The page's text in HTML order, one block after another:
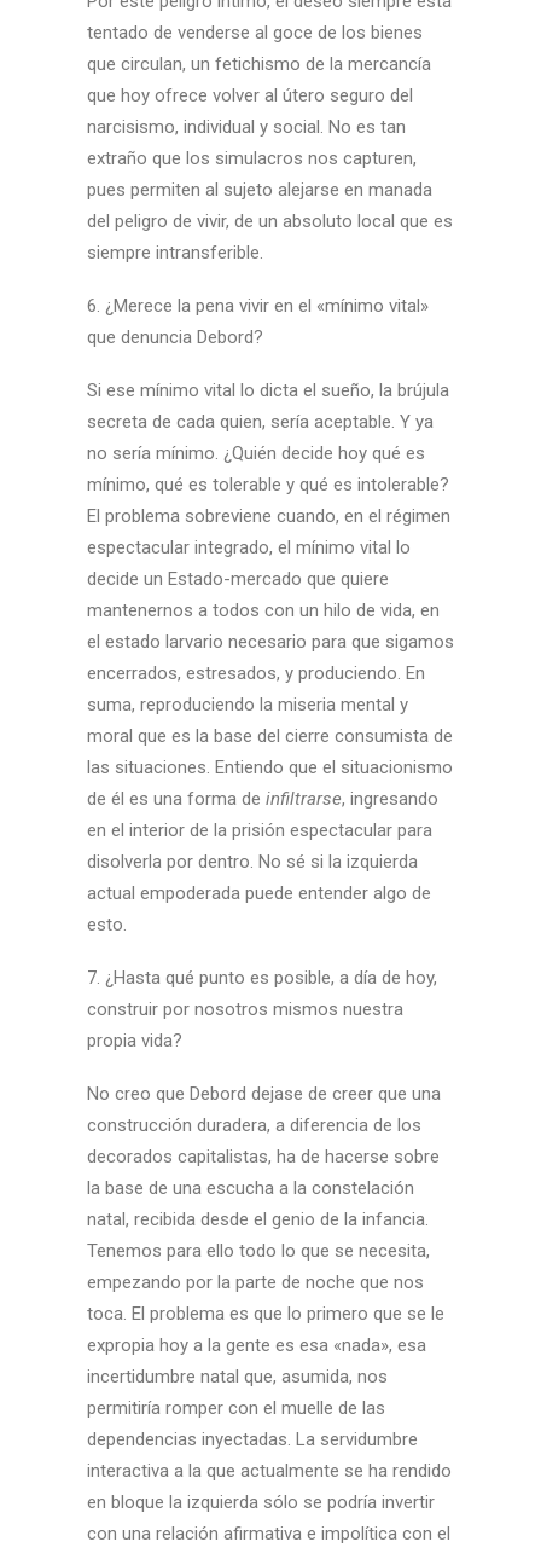
tentado de venderse al goce de los bienes
que circulan, un fetichismo de la mercancía
que hoy ofrece volver al útero seguro del
narcisismo, individual y social. No es tan
extraño que los simulacros nos capturen,
pues permiten al sujeto alejarse en manada
del peligro de vivir, de un absoluto local que es
siempre intransferible.
6. ¿Merece la pena vivir en el «mínimo vital»
que denuncia Debord?
Si ese mínimo vital lo dicta el sueño, la brújula
secreta de cada quien, sería aceptable. Y ya
no sería mínimo. ¿Quién decide hoy qué es
mínimo, qué es tolerable y qué es intolerable?
El problema sobreviene cuando, en el régimen
espectacular integrado, el mínimo vital lo
decide un Estado-mercado que quiere
mantenernos a todos con un hilo de vida, en
el estado larvario necesario para que sigamos
encerrados, estresados, y produciendo. En
suma, reproduciendo la miseria mental y
moral que es la base del cierre consumista de
las situaciones. Entiendo que el situacionismo
de él es una forma de infiltrarse, ingresando
en el interior de la prisión espectacular para
disolverla por dentro. No sé si la izquierda
actual empoderada puede entender algo de
esto.
7. ¿Hasta qué punto es posible, a día de hoy,
construir por nosotros mismos nuestra
propia vida?
No creo que Debord dejase de creer que una
construcción duradera, a diferencia de los
decorados capitalistas, ha de hacerse sobre
la base de una escucha a la constelación
natal, recibida desde el genio de la infancia.
Tenemos para ello todo lo que se necesita,
empezando por la parte de noche que nos
toca. El problema es que lo primero que se le
expropia hoy a la gente es esa «nada», esa
incertidumbre natal que, asumida, nos
permitiría romper con el muelle de las
dependencias inyectadas. La servidumbre
interactiva a la que actualmente se ha rendido
en bloque la izquierda sólo se podría invertir
con una relación afirmativa e impolítica con el